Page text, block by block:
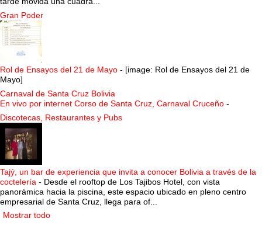
Gran Poder
Rol de Ensayos del 21 de Mayo - [image: Rol de Ensayos del 21 de
Mayo]
Carnaval de Santa Cruz Bolivia
En vivo por internet Corso de Santa Cruz, Carnaval Cruceño -
Discotecas, Restaurantes y Pubs
Tajý, un bar de experiencia que invita a conocer Bolivia a través de la
coctelería - Desde el rooftop de Los Tajibos Hotel, con vista
panorámica hacia la piscina, este espacio ubicado en pleno centro
empresarial de Santa Cruz, llega para of...
Mostrar todo